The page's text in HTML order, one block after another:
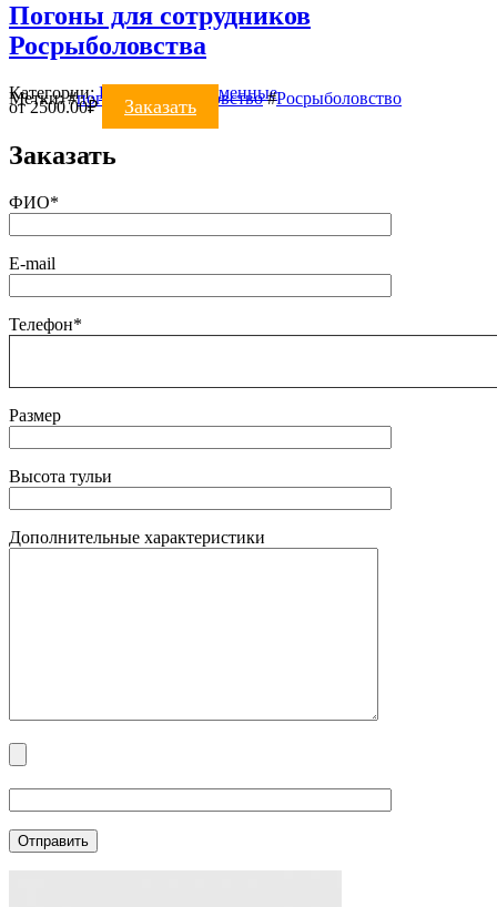
Погоны для сотрудников
Росрыболовства
Категории: ПОГОНЫ Форменные
Метки:#погоны росрыболовство#Росрыболовство
от2500.00₽ Заказать
Заказать
ФИО*
E-mail
Телефон*
Размер
Высота тульи
Дополнительные характеристики